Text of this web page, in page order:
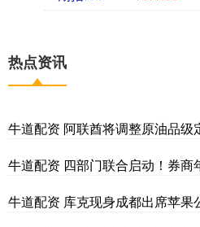
热点资讯
牛道配资 阿联酋将调整原油品级
牛道配资 四部门联合启动！券商
牛道配资 库克现身成都出席苹果